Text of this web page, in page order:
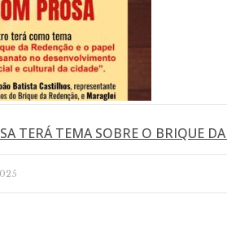
TERÁ TEMA SOBRE O BRIQUE